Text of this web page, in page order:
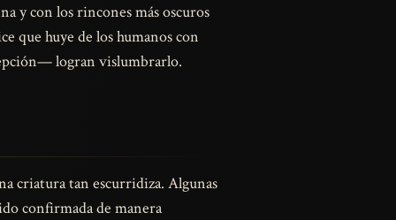
y con los rincones más oscuros
que huye de los humanos con
logran vislumbrarlo.
criatura tan escurridiza. Algunas
confirmada de manera